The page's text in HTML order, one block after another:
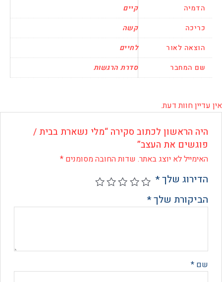
לאור
המחבר
סדרת הרגשות
חוות דעת.
הראשון לכתוב סקירה “מלי נשארת בבית /
את העצב”
לא יוצג באתר.שדות החובה מסומנים*
שלך*
שלך*